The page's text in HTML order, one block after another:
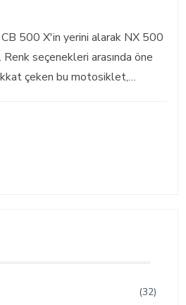
500 X'in yerini alarak NX 500
Renk seçenekleri arasında öne
çeken bu motosiklet,…
(32)